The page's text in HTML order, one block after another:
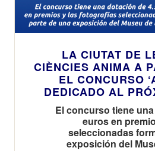
LA CIUTAT DE
CIÈNCIES ANIMA A
EL CONCURSO
DEDICADO AL
El concurso tiene
euros en
seleccionadas
exposición del